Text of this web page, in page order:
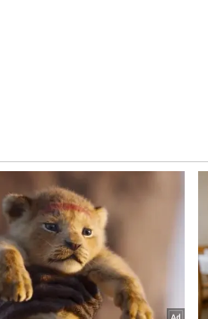
ಆದೇಶ ನೀಡಿದ್ದನ್ನೂ ರಾಜನು
ಮೂರೂ ದೇಹಗಳು ಮೂಳೆಗಳಾಗಿ
ಎಲ್ಲಾ ಮೂರು
ನಿರ್ಮಿಸಲಾಗುತ್ತದೆ
ಎಂಬ ನಂಬಿಕೆ ಇದೆ. ಅಷ್ಟೇ ಏಕೆ,